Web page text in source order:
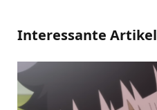
Interessante Artikel